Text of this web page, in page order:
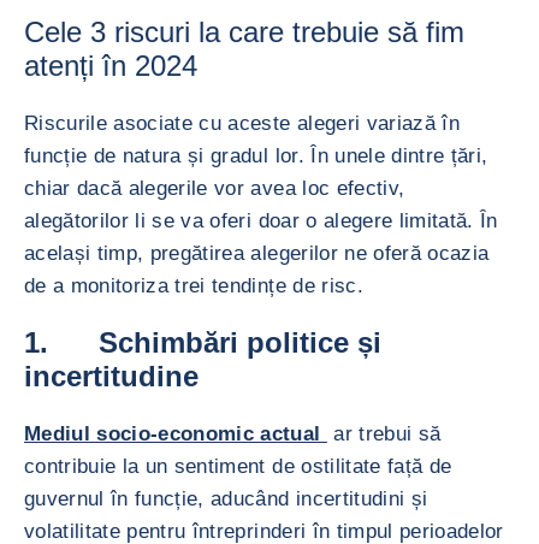
Cele 3 riscuri la care trebuie să fim
atenți în 2024
Riscurile asociate cu aceste alegeri variază în
funcție de natura și gradul lor. În unele dintre țări,
chiar dacă alegerile vor avea loc efectiv,
alegătorilor li se va oferi doar o alegere limitată. În
același timp, pregătirea alegerilor ne oferă ocazia
de a monitoriza trei tendințe de risc.
1. Schimbări politice și
incertitudine
Mediul socio-economic actual
ar trebui să
contribuie la un sentiment de ostilitate față de
guvernul în funcție, aducând incertitudini și
volatilitate pentru întreprinderi în timpul perioadelor